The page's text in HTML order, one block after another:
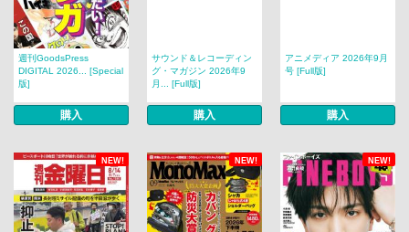
週刊GoodsPress
DIGITAL 2026... [Special
版]
購入
サウンド＆レコーディン
グ・マガジン 2026年9
月... [Full版]
購入
アニメディア 2026年9月
号 [Full版]
購入
NEW! NEW! NEW!